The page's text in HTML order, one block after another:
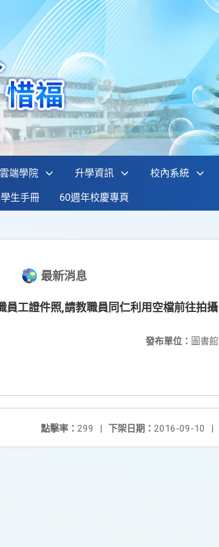
雲端學院 升學資訊 校內系統
學生手冊 60週年校慶專頁
最新消息
工證件照,請教職員同仁利用空檔前往拍攝
發布單位： 圖書館
下架日期： 2016-09-10 |
點擊率： 299 |